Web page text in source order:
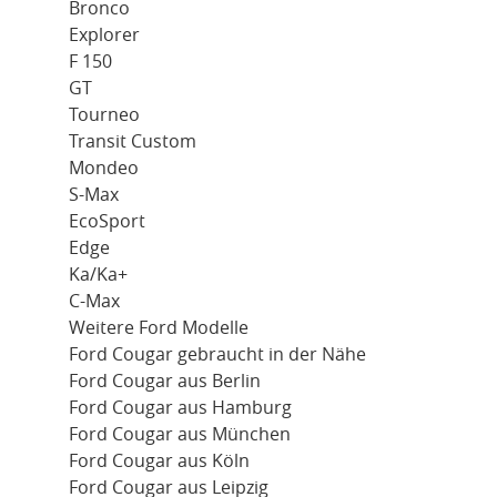
Bronco
Explorer
F 150
GT
Tourneo
Transit Custom
Mondeo
S-Max
EcoSport
Edge
Ka/Ka+
C-Max
Weitere Ford Modelle
Ford Cougar gebraucht in der Nähe
Ford Cougar aus Berlin
Ford Cougar aus Hamburg
Ford Cougar aus München
Ford Cougar aus Köln
Ford Cougar aus Leipzig